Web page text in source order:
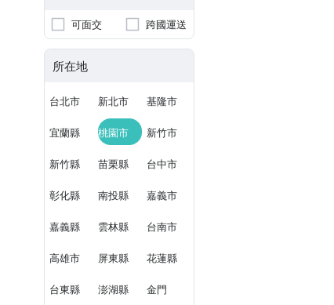
可面交 跨國運送
所在地
台北市 新北市 基隆市
宜蘭縣 桃園市 新竹市
新竹縣 苗栗縣 台中市
彰化縣 南投縣 嘉義市
嘉義縣 雲林縣 台南市
高雄市 屏東縣 花蓮縣
台東縣 澎湖縣 金門